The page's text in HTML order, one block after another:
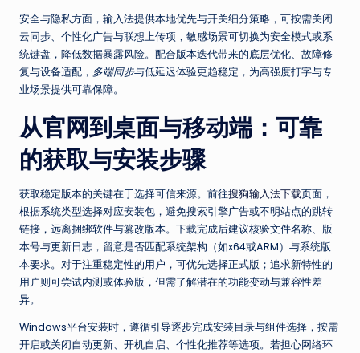
安全与隐私方面，输入法提供本地优先与开关细分策略，可按需关闭
云同步、个性化广告与联想上传项，敏感场景可切换为安全模式或系
统键盘，降低数据暴露风险。配合版本迭代带来的底层优化、故障修
复与设备适配， 多端同步与低延迟体验更趋稳定，为高强度打字与专
业场景提供可靠保障。
从官网到桌面与移动端：可靠
的获取与安装步骤
获取稳定版本的关键在于选择可信来源。前往搜狗输入法下载页面，
根据系统类型选择对应安装包，避免搜索引擎广告或不明站点的跳转
链接，远离捆绑软件与篡改版本。下载完成后建议核验文件名称、版
本号与更新日志，留意是否匹配系统架构（如x64或ARM）与系统版
本要求。对于注重稳定性的用户，可优先选择正式版；追求新特性的
用户则可尝试内测或体验版，但需了解潜在的功能变动与兼容性差
异。
Windows平台安装时，遵循引导逐步完成安装目录与组件选择，按需
开启或关闭自动更新、开机自启、个性化推荐等选项。若担心网络环